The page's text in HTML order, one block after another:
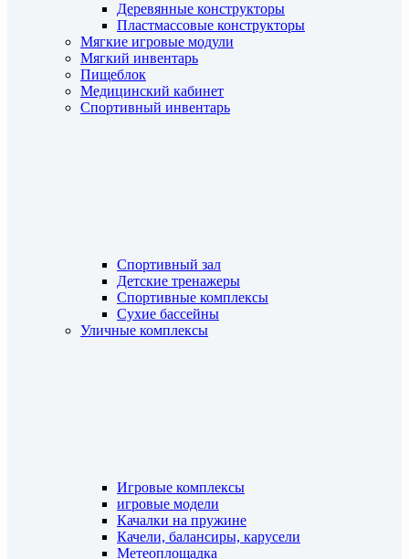
Деревянные конструкторы
Пластмассовые конструкторы
Мягкие игровые модули
Мягкий инвентарь
Пищеблок
Медицинский кабинет
Спортивный инвентарь
Спортивный зал
Детские тренажеры
Спортивные комплексы
Сухие бассейны
Уличные комплексы
Игровые комплексы
игровые модели
Качалки на пружине
Качели, балансиры, карусели
Метеоплощадка